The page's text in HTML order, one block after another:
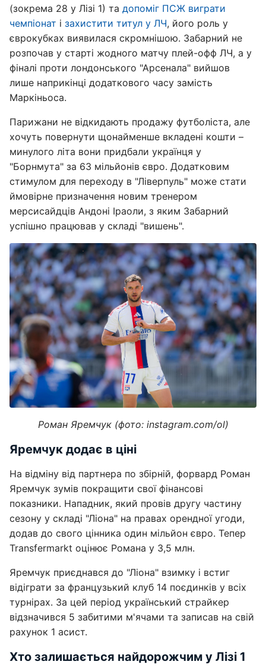
(зокрема 28 у Лізі 1) та допоміг ПСЖ виграти
чемпіонат і захистити титул у ЛЧ, його роль у
єврокубках виявилася скромнішою. Забарний не
розпочав у старті жодного матчу плей-офф ЛЧ, а у
фіналі проти лондонського "Арсенала" вийшов
лише наприкінці додаткового часу замість
Маркіньоса.
Парижани не відкидають продажу футболіста, але
хочуть повернути щонайменше вкладені кошти –
минулого літа вони придбали українця у
"Борнмута" за 63 мільйонів євро. Додатковим
стимулом для переходу в "Ліверпуль" може стати
ймовірне призначення новим тренером
мерсисайдців Андоні Іраоли, з яким Забарний
успішно працював у складі "вишень".
Роман Яремчук (фото: instagram.com/ol)
Яремчук додає в ціні
На відміну від партнера по збірній, форвард Роман
Яремчук зумів покращити свої фінансові
показники. Нападник, який провів другу частину
сезону у складі "Ліона" на правах орендної угоди,
додав до свого цінника один мільйон євро. Тепер
Transfermarkt оцінює Романа у 3,5 млн.
Яремчук приєднався до "Ліона" взимку і встиг
відіграти за французький клуб 14 поєдинків у всіх
турнірах. За цей період український страйкер
відзначився 5 забитими м'ячами та записав на свій
рахунок 1 асист.
Хто залишається найдорожчим у Лізі 1